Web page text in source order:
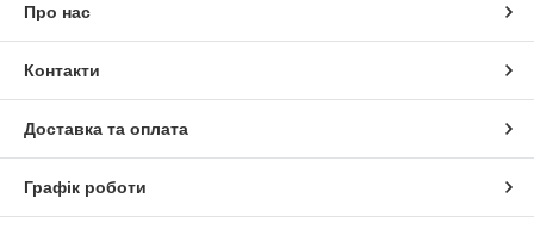
Про нас
Контакти
Доставка та оплата
Графік роботи